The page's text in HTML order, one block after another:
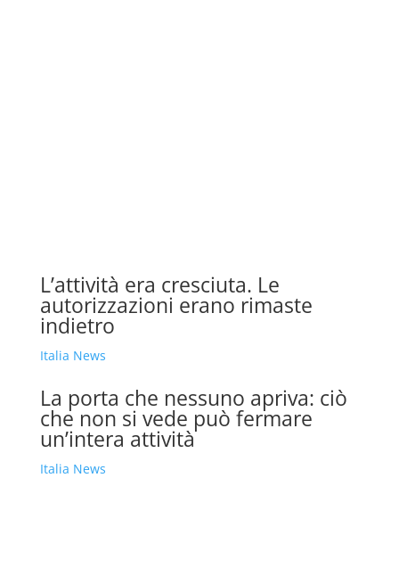
L’attività era cresciuta. Le
autorizzazioni erano rimaste
indietro
Italia News
La porta che nessuno apriva: ciò
che non si vede può fermare
un’intera attività
Italia News